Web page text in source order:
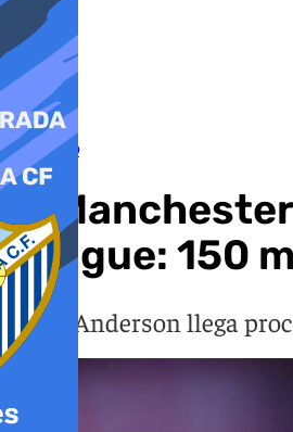
Mercado
El
League: 150
Elliot Anderson llega